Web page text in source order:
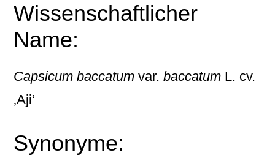
Wissenschaftlicher
Name:
Capsicum baccatum var.baccatum L. cv.
‚Aji‘
Synonyme: